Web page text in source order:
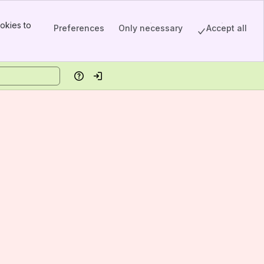
to
Preferences Only necessary Accept all
HelpLog in